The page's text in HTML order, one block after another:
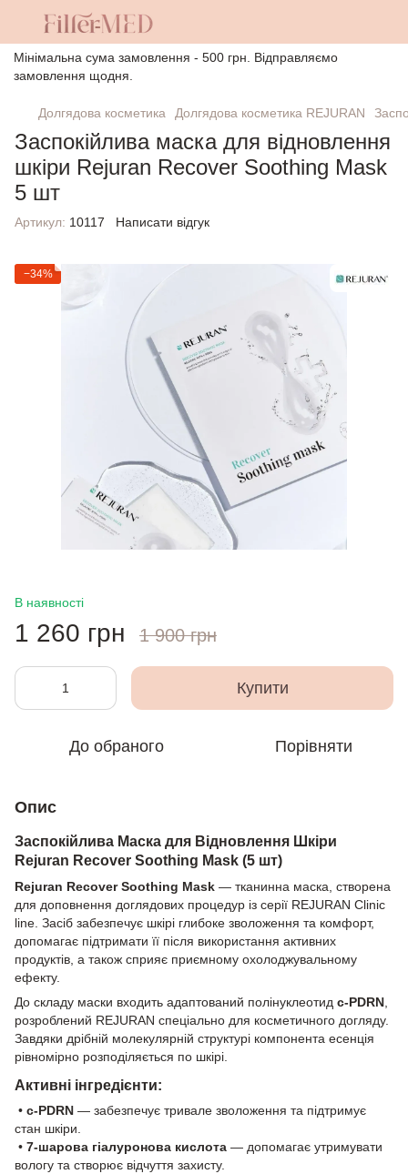
Мінімальна сума замовлення - 500 грн. Відправляємо
замовлення щодня.
Долгядова косметика Долгядова косметика REJURAN
Заспокійлива маска для відновлення
шкіри Rejuran Recover Soothing Mask
5 шт
Артикул: 10117 Написати відгук
−34%
В наявності
1 260 грн 1 900 грн
Купити
До обраного Порівняти
Опис
Заспокійлива Маска для Відновлення Шкіри
Rejuran Recover Soothing Mask (5 шт)
Rejuran Recover Soothing Mask — тканинна маска, створена
для доповнення доглядових процедур із серії REJURAN Clinic
line. Засіб забезпечує шкірі глибоке зволоження та комфорт,
допомагає підтримати її після використання активних
продуктів, а також сприяє приємному охолоджувальному
ефекту.
До складу маски входить адаптований полінуклеотид c-PDRN
розроблений REJURAN спеціально для косметичного догляду.
Завдяки дрібній молекулярній структурі компонента есенція
рівномірно розподіляється по шкірі.
Активні інгредієнти:
• c-PDRN — забезпечує тривале зволоження та підтримує
стан шкіри.
• 7-шарова гіалуронова кислота — допомагає утримувати
вологу та створює відчуття захисту.